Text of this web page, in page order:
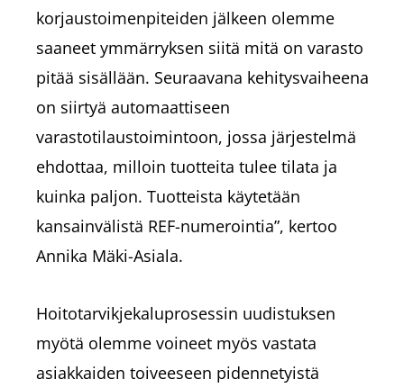
korjaustoimenpiteiden jälkeen olemme
saaneet ymmärryksen siitä mitä on varasto
pitää sisällään. Seuraavana kehitysvaiheena
on siirtyä automaattiseen
varastotilaustoimintoon, jossa järjestelmä
ehdottaa, milloin tuotteita tulee tilata ja
kuinka paljon. Tuotteista käytetään
kansainvälistä REF-numerointia”, kertoo
Annika Mäki-Asiala.
Hoitotarvikjekaluprosessin uudistuksen
myötä olemme voineet myös vastata
asiakkaiden toiveeseen pidennetyistä